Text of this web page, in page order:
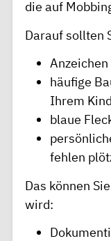
die auf
Darauf sollten
häufige
Ihrem Kind
blaue
fehlen
Das können
wird: